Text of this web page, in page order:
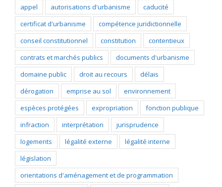
appel autorisations d'urbanisme
caducité
certificat d'urbanisme
compétence juridictionnelle
conseil constitutionnel
constitution
contentieux
contrats et marchés publics
documents d'urbanisme
domaine public
droit au recours
délais
dérogation
emprise au sol
environnement
espèces protégées
expropriation
fonction publique
infraction
interprétation
jurisprudence
logements
légalité externe
légalité interne
législation
orientations d'aménagement et de programmation